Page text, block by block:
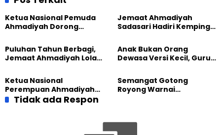
Ketua Nasional Pemuda
Ahmadiyah Dorong
bersama UNUSIA
Jemaat Ahmadiyah
Sadasari Hadiri Kemping
Majalengka
Puluhan Tahun Berbagi,
Jemaat Ahmadiyah Lolak
Sembako kepada Warga
Anak Bukan Orang
Dewasa Versi Kecil, Guru
Pendidikan BERLIAN
Ketua Nasional
Perempuan Ahmadiyah
Indonesia Raih Gelar Guru
Semangat Gotong
Royong Warnai
Tidak ada Respon